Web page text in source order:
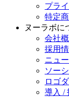
プラ
特定
ヌーラボに
会社
採用
ニュ
ソー
ロゴ
導入 /